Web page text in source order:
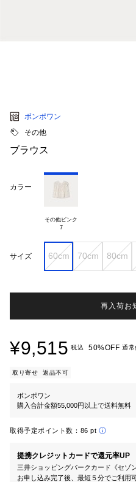
ボンポワン
その他
ブラウス
カラー
その他ピンク
7
サイズ 60cm 70cm 80cm
再入荷お
¥9,515 税込 50%OFF 通
取り寄せ 返品不可
ボンポワン
購入合計金額55,000円以上で送料無料
取得予定ポイント数： 86 pt
提携クレジットカードで還元率UP
三井ショッピングパークカード《セゾ
お申し込み完了後、最短５分でご利用